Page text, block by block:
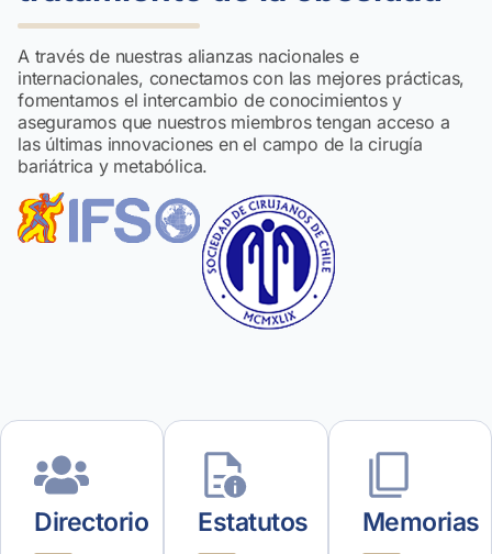
A través de nuestras alianzas nacionales e
internacionales, conectamos con las mejores prácticas,
fomentamos el intercambio de conocimientos y
aseguramos que nuestros miembros tengan acceso a
las últimas innovaciones en el campo de la cirugía
bariátrica y metabólica.
Directorio Estatutos Memorias